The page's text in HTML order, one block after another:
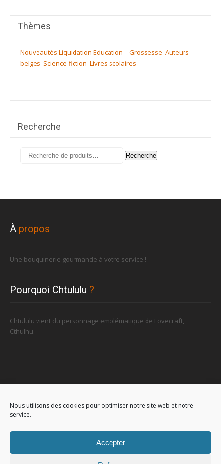
Nous utilisons des cookies pour optimiser notre site web et notre
service.
Accepter
Thèmes
Nouveautés Liquidation Education – Grossesse Auteurs
belges Science-fiction Livres scolaires
Recherche
Recherche
Recherche
À propos
Une bouquinerie gourmande à votre service !
Pourquoi Chtululu ?
Chtululu vient du personnage emblématique de Lovecraft,
Cthulhu.